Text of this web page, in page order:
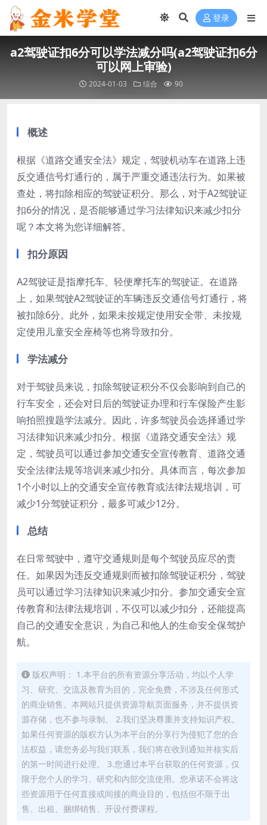
登录
a2驾驶证扣6分可以学法减分吗(a2驾驶证扣6分
可以网上审验)
2024-01-03 综合 90
概述
根据《道路交通安全法》规定，驾驶机动车在道路上违
反交通信号灯通行的，属于严重交通违法行为。如果被
查处，将扣除相应的驾驶证积分。那么，对于A2驾驶证
扣6分的情况，是否能够通过学习法律知识来减少扣分
呢？本文将为您详细解答。
扣分原因
A2驾驶证是指摩托车、轻便摩托车的驾驶证。在道路
上，如果驾驶A2驾驶证的车辆违反交通信号灯通行，将
被扣除6分。此外，如果未按规定使用安全带、未按规
定使用儿童安全座椅等也将导致扣分。
学法减分
对于驾驶员来说，扣除驾驶证积分不仅会影响到自己的
行车安全，还会对日后的驾驶证办理和行车保险产生影
响拍照搜题学法减分。因此，许多驾驶员会选择通过学
习法律知识来减少扣分。根据《道路交通安全法》规
定，驾驶员可以通过参加交通安全宣传教育、道路交通
安全法律法规等培训来减少扣分。具体而言，每次参加
1个小时以上的交通安全宣传教育或法律法规培训，可
减少1分驾驶证积分，最多可减少12分。
总结
在日常驾驶中，遵守交通规则是每个驾驶员应尽的责
任。如果因为违反交通规则而被扣除驾驶证积分，驾驶
员可以通过学习法律知识来减少扣分。参加交通安全宣
传教育和法律法规培训，不仅可以减少扣分，还能提高
自己的交通安全意识，为自己和他人的生命安全保驾护
航。
版权声明： 1.本平台的所有资源分享活动，均以个人学
习、研究、交流及教育为目的，完全免费，不涉及任何形式
的商业销售。本网站只提供资源导航页面服务，并不提供资
源存储，也不参与录制。 2.我们坚决尊重并支持知识产权。
如果任何资源的版权方认为本平台的分享行为侵犯了您的合
法权益，请您务必与我们联系，我们将在收到通知并核实后
的第一时间进行处理。 3.您通过本平台获取的任何资源，仅
限于您个人的学习、研究和内部交流使用。您承诺不会将这
些资源用于任何直接或间接的商业目的，包括但不限于出
售、出租、捆绑销售、开设付费课程。